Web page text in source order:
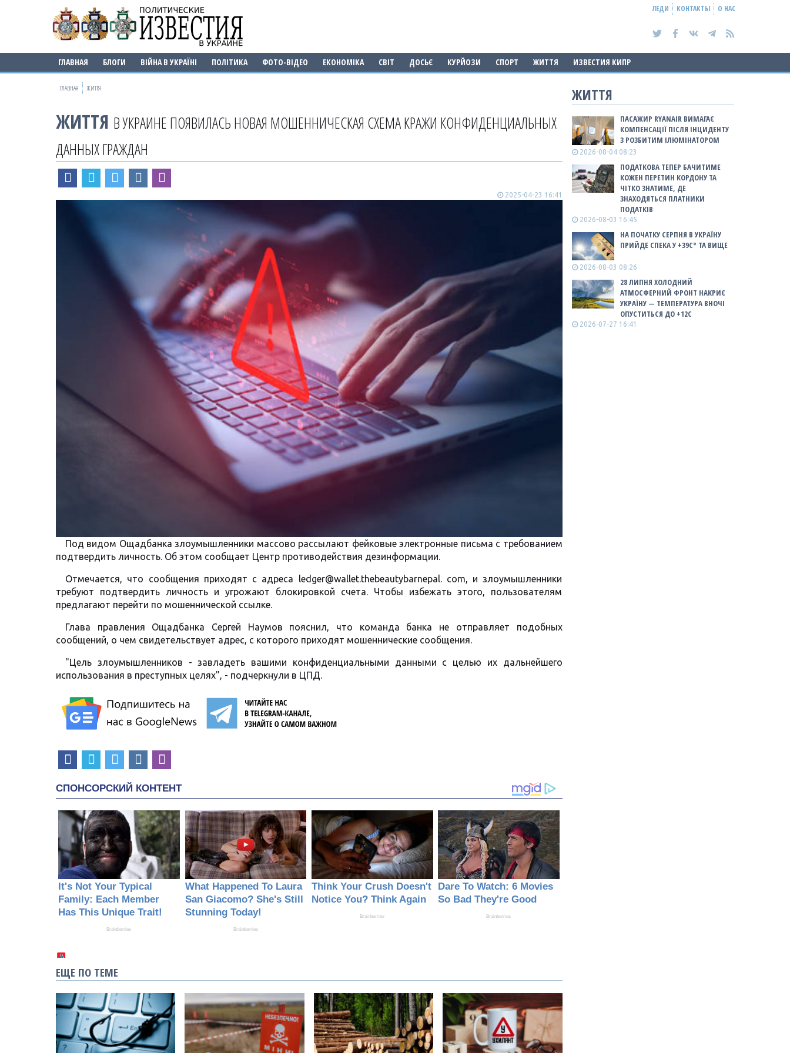
ЛЕДИ КОНТАКТЫ О НАС
ГЛАВНАЯ БЛОГИ ВІЙНА В УКРАЇНІ ПОЛІТИКА ФОТО-ВІДЕО ЕКОНОМІКА СВІТ ДОСЬЄ КУРЙОЗИ СПОРТ ЖИТТЯ ИЗВЕСТИЯ КИПР
ГЛАВНАЯ ЖИТТЯ
ЖИТТЯ В УКРАИНЕ ПОЯВИЛАСЬ НОВАЯ МОШЕННИЧЕСКАЯ СХЕМА КРАЖИ КОНФИДЕНЦИАЛЬНЫХ
ДАННЫХ ГРАЖДАН
2025-04-23 16:41
Под видом Ощадбанка злоумышленники массово рассылают фейковые электронные письма с требованием
подтвердить личность. Об этом сообщает Центр противодействия дезинформации.
Отмечается, что сообщения приходят с адреса ledger@wallet.thebeautybarnepal. com, и злоумышленники
требуют подтвердить личность и угрожают блокировкой счета. Чтобы избежать этого, пользователям
предлагают перейти по мошеннической ссылке.
Глава правления Ощадбанка Сергей Наумов пояснил, что команда банка не отправляет подобных
сообщений, о чем свидетельствует адрес, с которого приходят мошеннические сообщения.
"Цель злоумышленников - завладеть вашими конфиденциальными данными с целью их дальнейшего
использования в преступных целях", - подчеркнули в ЦПД.
ЕЩЕ ПО ТЕМЕ
ЖИТТЯ
ПАСАЖИР RYANAIR ВИМАГАЄ
КОМПЕНСАЦІЇ ПІСЛЯ ІНЦИДЕНТУ
З РОЗБИТИМ ІЛЮМІНАТОРОМ
2026-08-04 08:23
ПОДАТКОВА ТЕПЕР БАЧИТИМЕ
КОЖЕН ПЕРЕТИН КОРДОНУ ТА
ЧІТКО ЗНАТИМЕ, ДЕ
ЗНАХОДЯТЬСЯ ПЛАТНИКИ
ПОДАТКІВ
2026-08-03 16:45
НА ПОЧАТКУ СЕРПНЯ В УКРАЇНУ
ПРИЙДЕ СПЕКА У +39С° ТА ВИЩЕ
2026-08-03 08:26
28 ЛИПНЯ ХОЛОДНИЙ
АТМОСФЕРНИЙ ФРОНТ НАКРИЄ
УКРАЇНУ — ТЕМПЕРАТУРА ВНОЧІ
ОПУСТИТЬСЯ ДО +12С
2026-07-27 16:41